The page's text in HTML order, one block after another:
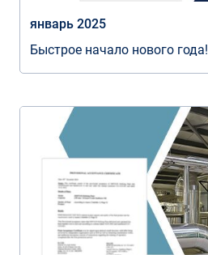
январь 2025
Быстрое начало нового года!